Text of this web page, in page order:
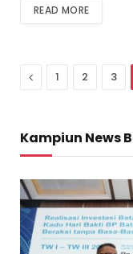
READ MORE
Previous
1 2 3
Kampiun News